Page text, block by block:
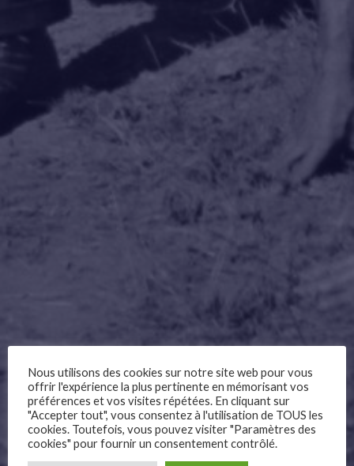
Nous utilisons des cookies sur notre site web pour vous
offrir l'expérience la plus pertinente en mémorisant vos
préférences et vos visites répétées. En cliquant sur
"Accepter tout", vous consentez à l'utilisation de TOUS les
cookies. Toutefois, vous pouvez visiter "Paramètres des
cookies" pour fournir un consentement contrôlé.